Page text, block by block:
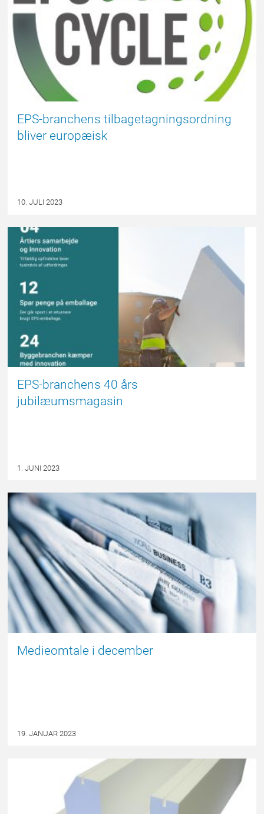
EPS-branchens tilbagetagningsordning
bliver europæisk
10. JULI 2023
EPS-branchens 40 års
jubilæumsmagasin
1. JUNI 2023
Medieomtale i december
19. JANUAR 2023
EPSBLOGGEN